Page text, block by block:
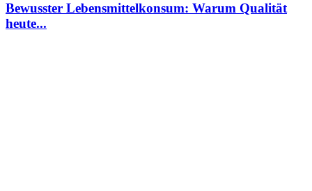
Bewusster Lebensmittelkonsum: Warum Qualität
heute...